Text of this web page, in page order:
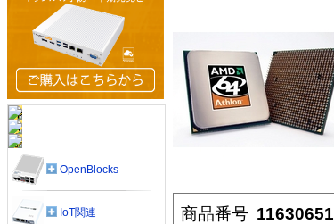
商品番号 11630651
OpenBlocks
IoT関連